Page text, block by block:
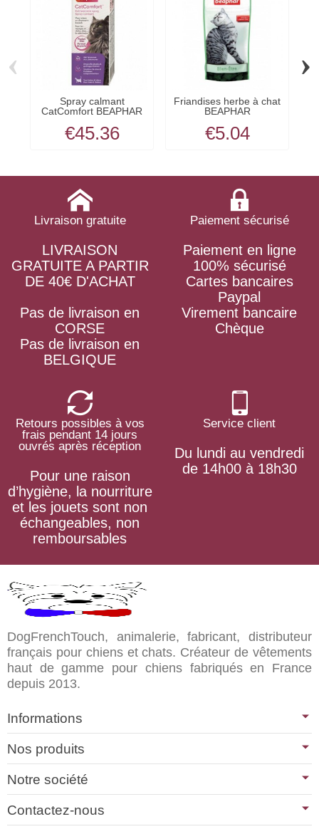
Spray calmant
CatComfort BEAPHAR
€45.36
Friandises herbe à chat
BEAPHAR
€5.04
‹ ›
Livraison gratuite
LIVRAISON
GRATUITE A PARTIR
DE 40€ D'ACHAT
Pas de livraison en
CORSE
Pas de livraison en
BELGIQUE
Paiement sécurisé
Paiement en ligne
100% sécurisé
Cartes bancaires
Paypal
Virement bancaire
Chèque
Retours possibles à vos
frais pendant 14 jours
ouvrés après réception
Pour une raison
d’hygiène, la nourriture
et les jouets sont non
échangeables, non
remboursables
Service client
Du lundi au vendredi
de 14h00 à 18h30
DogFrenchTouch, animalerie, fabricant, distributeur
français pour chiens et chats. Créateur de vêtements
haut de gamme pour chiens fabriqués en France
depuis 2013.
Informations
Nos produits
Notre société
Contactez-nous